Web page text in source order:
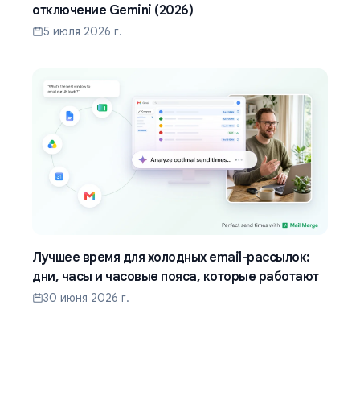
отключение Gemini (2026)
5 июля 2026 г.
Лучшее время для холодных email-рассылок:
дни, часы и часовые пояса, которые работают
30 июня 2026 г.